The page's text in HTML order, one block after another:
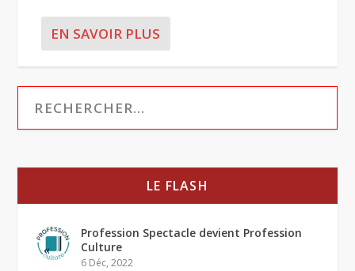
EN SAVOIR PLUS
LE FLASH
Profession Spectacle devient Profession
Culture
6 Déc, 2022